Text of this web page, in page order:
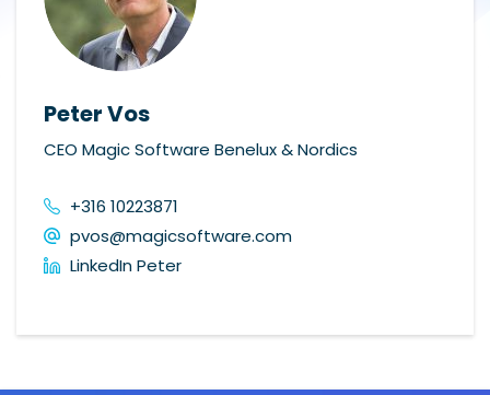
Peter Vos
CEO Magic Software Benelux & Nordics
+316 10223871
pvos@magicsoftware.com
LinkedIn Peter